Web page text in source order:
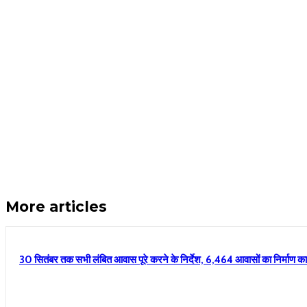
More articles
30 सितंबर तक सभी लंबित आवास पूरे करने के निर्देश, 6,464 आवासों का निर्माण